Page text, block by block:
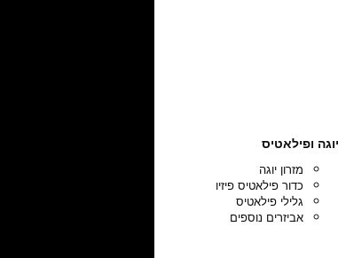
יוגה ופילאטיס
מזרון יוגה
כדור פילאטיס פיזיו
גלילי פילאטיס
אביזרים נוספים